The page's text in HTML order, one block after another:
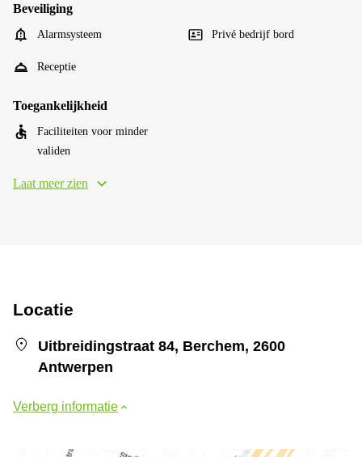
Beveiliging
Alarmsysteem Privé bedrijf bord
Receptie
Toegankelijkheid
Faciliteiten voor minder
validen
Laat meer zien
Locatie
Uitbreidingstraat 84, Berchem, 2600
Antwerpen
Verberg informatie